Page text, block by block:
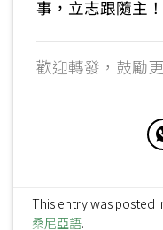
事，立志跟隨主！
歡迎轉發，鼓勵
This entry was posted
桑尼亞語.